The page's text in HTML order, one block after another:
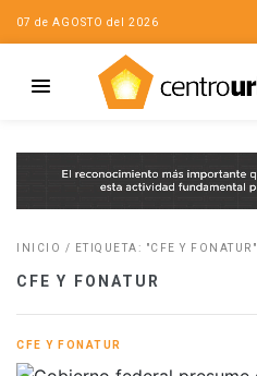
07 de AGOSTO del 2026
INICIO / ETIQUETA: "CFE Y FONATUR"
CFE Y FONATUR
CFE Y FONATUR